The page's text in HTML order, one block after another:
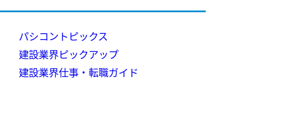
パシコントピックス
建設業界ピックアップ
建設業界仕事・転職ガイド